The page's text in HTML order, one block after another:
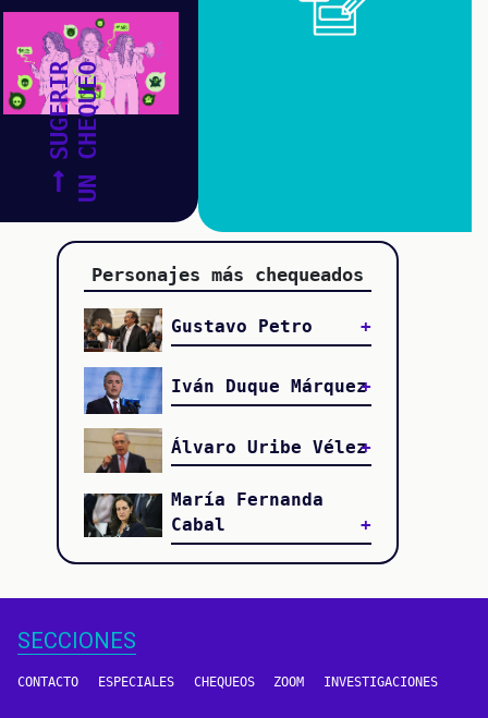
SUGERIRUN CHEQUEO
Personajes más chequeados
Gustavo Petro
Iván Duque Márquez
Álvaro Uribe Vélez
María Fernanda
Cabal
SECCIONES
CONTACTO ESPECIALES CHEQUEOS ZOOM INVESTIGACIONES